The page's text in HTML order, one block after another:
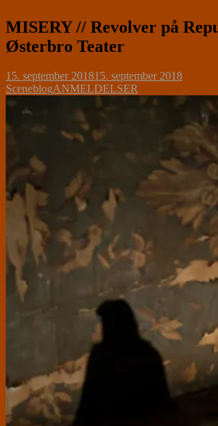
MISERY // Revolver på
Østerbro Teater
15. september 201815. september 2018
SceneblogANMELDELSER